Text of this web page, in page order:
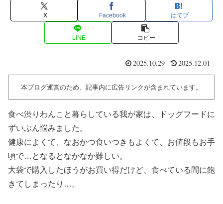
X Facebook はてブ
LINE コピー
2025.10.29 2025.12.01
本ブログ運営のため、記事内に広告リンクが含まれています。
食べ渋りわんこと暮らしている我が家は、ドッグフードに
ずいぶん悩みました。
健康によくて、なおかつ食いつきもよくて、お値段もお手
頃で…となるとなかなか難しい。
大袋で購入したほうがお買い得だけど、食べている間に飽
きてしまったり…。